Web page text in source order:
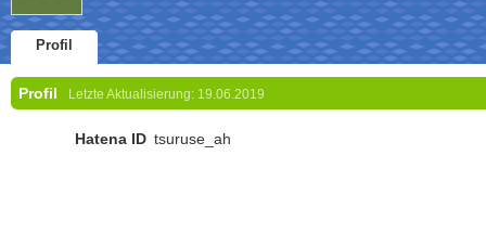
Profil
Profil Letzte Aktualisierung: 19.06.2019
Hatena ID tsuruse_ah